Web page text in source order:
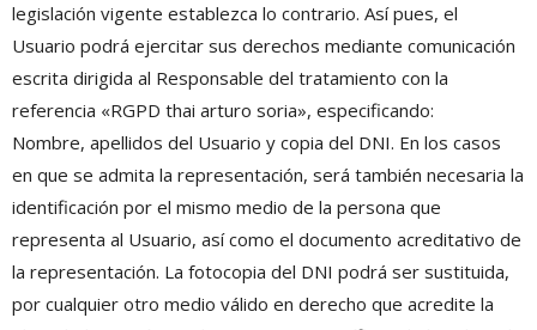
legislación vigente establezca lo contrario. Así pues, el
Usuario podrá ejercitar sus derechos mediante comunicación
escrita dirigida al Responsable del tratamiento con la
referencia «RGPD thai arturo soria», especificando:
Nombre, apellidos del Usuario y copia del DNI. En los casos
en que se admita la representación, será también necesaria la
identificación por el mismo medio de la persona que
representa al Usuario, así como el documento acreditativo de
la representación. La fotocopia del DNI podrá ser sustituida,
por cualquier otro medio válido en derecho que acredite la